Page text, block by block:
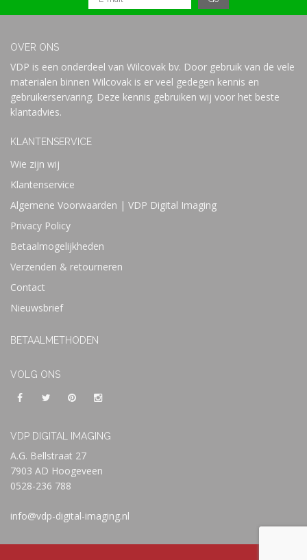
OVER ONS
VDP is een onderdeel van Wilcovak bv. Door gebruik van de vele
materialen binnen Wilcovak is er veel gedegen kennis en
gebruikerservaring. Deze kennis gebruiken wij voor het beste
klantadvies.
KLANTENSERVICE
Wie zijn wij
Klantenservice
Algemene Voorwaarden | VDP Digital Imaging
Privacy Policy
Betaalmogelijkheden
Verzenden & retourneren
Contact
Nieuwsbrief
BETAALMETHODEN
VOLG ONS
VDP DIGITAL IMAGING
A.G. Bellstraat 27
7903 AD Hoogeveen
0528-236 788
info@vdp-digital-imaging.nl